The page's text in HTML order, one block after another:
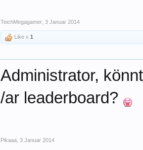
TeichMegagamer 3 Januar 2014
Like x 1
Administrator,
/ar leaderboard?
Pikaaa 3 Januar 2014